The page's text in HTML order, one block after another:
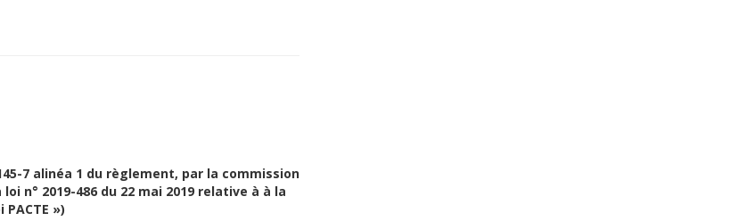
7 alinéa 1 du règlement, par la commission
n° 2019-486 du 22 mai 2019 relative à à la
»)